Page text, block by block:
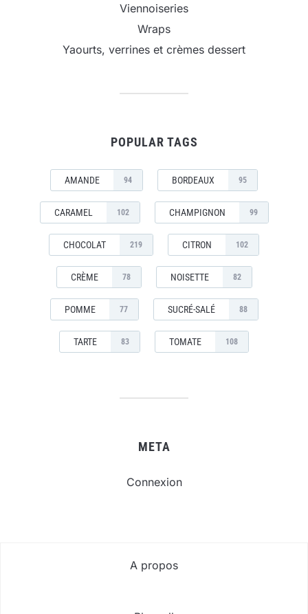
Viennoiseries
Wraps
Yaourts, verrines et crèmes dessert
POPULAR TAGS
AMANDE 94 BORDEAUX 95
CARAMEL 102 CHAMPIGNON 99
CHOCOLAT 219 CITRON 102
CRÈME 78 NOISETTE 82
POMME 77 SUCRÉ-SALÉ 88
TARTE 83 TOMATE 108
META
Connexion
A propos